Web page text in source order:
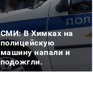
СМИ: В Химках на
полицейскую
машину напали и
подожгли.